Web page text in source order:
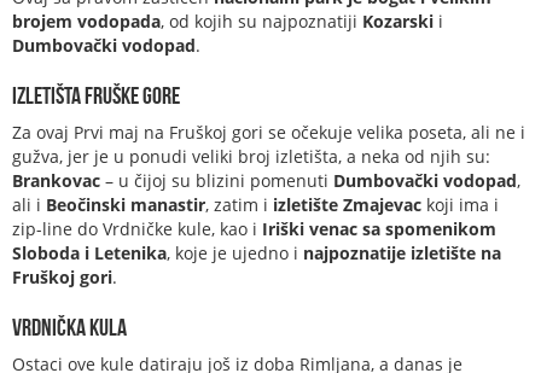
brojem vodopada, od kojih su najpoznatiji Kozarski i
Dumbovački vodopad.
Izletišta Fruške gore
Za ovaj Prvi maj na Fruškoj gori se očekuje velika poseta, ali ne i
gužva, jer je u ponudi veliki broj izletišta, a neka od njih su:
Brankovac – u čijoj su blizini pomenuti Dumbovački vodopad,
ali i Beočinski manastir, zatim i izletište Zmajevac koji ima i
zip-line do Vrdničke kule, kao i Iriški venac sa spomenikom
Sloboda i Letenika, koje je ujedno i najpoznatije izletište na
Fruškoj gori.
Vrdnička kula
Ostaci ove kule datiraju još iz doba Rimljana, a danas je